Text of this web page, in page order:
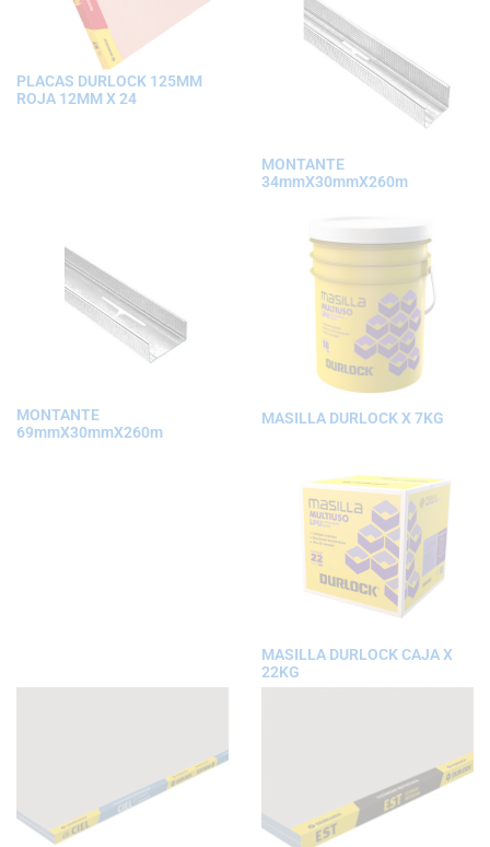
PLACAS DURLOCK 125MM
ROJA 12MM X 24
MONTANTE
34mmX30mmX260m
MONTANTE
69mmX30mmX260m
MASILLA DURLOCK X 7KG
MASILLA DURLOCK CAJA X
22KG